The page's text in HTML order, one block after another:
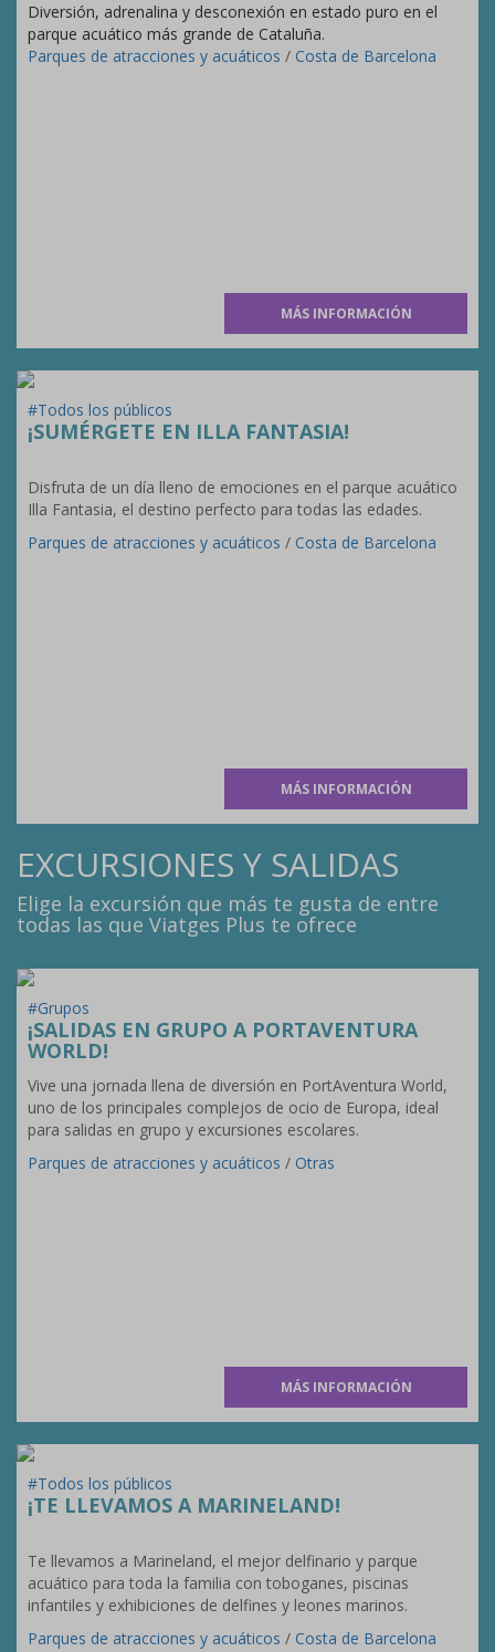
Diversión, adrenalina y desconexión en estado puro en el
parque acuático más grande de Cataluña.
Parques de atracciones y acuáticos / Costa de Barcelona
MÁS INFORMACIÓN
#Todos los públicos
¡SUMÉRGETE EN ILLA FANTASIA!
Disfruta de un día lleno de emociones en el parque acuático
Illa Fantasia, el destino perfecto para todas las edades.
Parques de atracciones y acuáticos / Costa de Barcelona
MÁS INFORMACIÓN
EXCURSIONES Y SALIDAS
Elige la excursión que más te gusta de entre
todas las que Viatges Plus te ofrece
#Grupos
¡SALIDAS EN GRUPO A PORTAVENTURA
WORLD!
Vive una jornada llena de diversión en PortAventura World,
uno de los principales complejos de ocio de Europa, ideal
para salidas en grupo y excursiones escolares.
Parques de atracciones y acuáticos / Otras
MÁS INFORMACIÓN
#Todos los públicos
¡TE LLEVAMOS A MARINELAND!
Te llevamos a Marineland, el mejor delfinario y parque
acuático para toda la familia con toboganes, piscinas
infantiles y exhibiciones de delfines y leones marinos.
Parques de atracciones y acuáticos / Costa de Barcelona